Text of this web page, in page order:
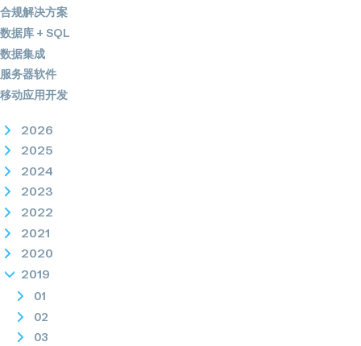
合规解决方案
数据库 + SQL
数据集成
服务器软件
移动应用开发
2026
2025
2024
2023
2022
2021
2020
2019
01
02
03